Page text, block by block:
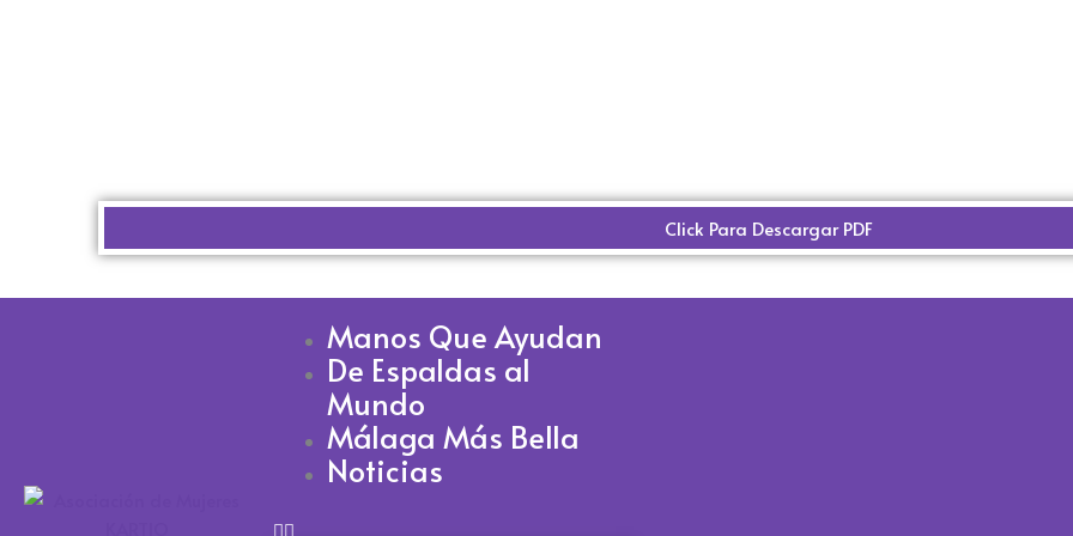
Click Para Descargar PDF
Manos Que Ayudan
De Espaldas al
Mundo
Málaga Más Bella
Noticias